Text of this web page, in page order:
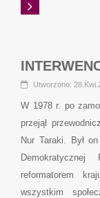
Utworzono:
W 1978 r. po
przejął
Nur Taraki. Był
reformatorem
wszystkim